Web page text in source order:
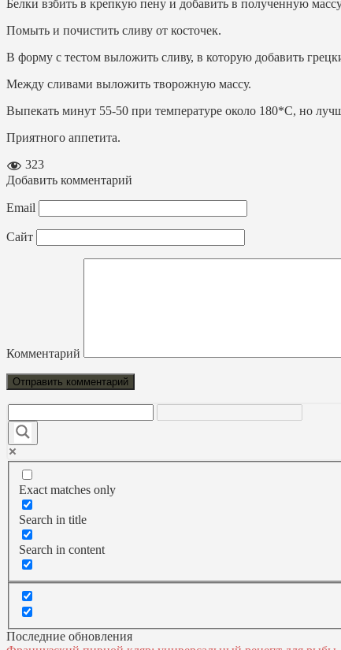
Белки взбить в крепкую пену и добавить в полученную
Помыть и почистить сливу от косточек.
В форму с тестом выложить сливу, в которую добавить
Между сливами выложить творожную массу.
Выпекать минут 55-50 при температуре около 180*С, но
Приятного аппетита.
323
Добавить комментарий
Email
Сайт
Комментарий
Exact matches only
Search in title
Search in content
Последние обновления